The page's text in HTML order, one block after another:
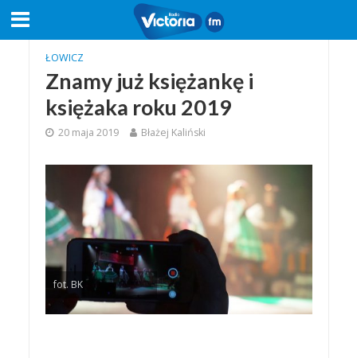
ŁOWICZ
Znamy już księżankę i
księżaka roku 2019
20 maja 2019 Błażej Kaliński
fot. BK